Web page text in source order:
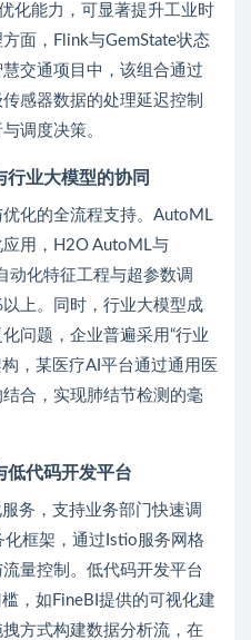
化能力，可显著提升工业时
面，Flink与GemState状态
交通项目中，该组合通过
感器数据的处理延迟控制
调度决策。
业大模型的协同
化的全流程支持。AutoML
用，H2O AutoML与
动化特征工程与超参数调
上。同时，行业大模型成
问题，企业普遍采用“行业
，某医疗AI平台通过通用医
合，实现肺结节检测的毫
低代码开发平台
务，支持业务部门快速调
化框架，通过Istio服务网格
量控制。低代码开发平台
，如FineBI提供的可视化建
方式构建数据分析流，在